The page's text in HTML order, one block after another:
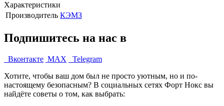
Характеристики
Производитель КЭМЗ
Подпишитесь на нас в
Вконтакте MAX
Telegram
Хотите, чтобы ваш дом был не просто уютным, но и по-
настоящему безопасным? В социальных сетях Форт Нокс вы
найдёте советы о том, как выбрать: